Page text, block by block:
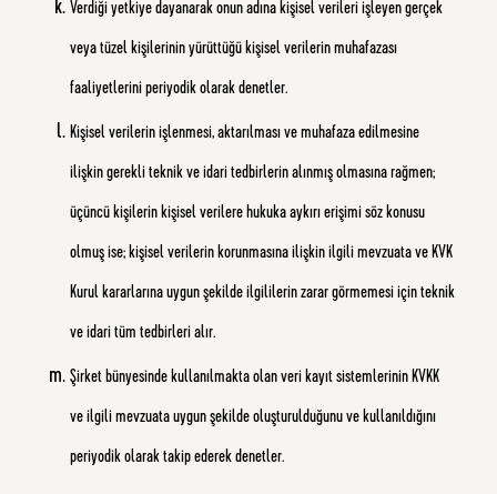
Verdiği yetkiye dayanarak onun adına kişisel verileri işleyen gerçek
veya tüzel kişilerinin yürüttüğü kişisel verilerin muhafazası
faaliyetlerini periyodik olarak denetler.
Kişisel verilerin işlenmesi, aktarılması ve muhafaza edilmesine
ilişkin gerekli teknik ve idari tedbirlerin alınmış olmasına rağmen;
üçüncü kişilerin kişisel verilere hukuka aykırı erişimi söz konusu
olmuş ise; kişisel verilerin korunmasına ilişkin ilgili mevzuata ve KVK
Kurul kararlarına uygun şekilde ilgililerin zarar görmemesi için teknik
ve idari tüm tedbirleri alır.
Şirket bünyesinde kullanılmakta olan veri kayıt sistemlerinin KVKK
ve ilgili mevzuata uygun şekilde oluşturulduğunu ve kullanıldığını
periyodik olarak takip ederek denetler.